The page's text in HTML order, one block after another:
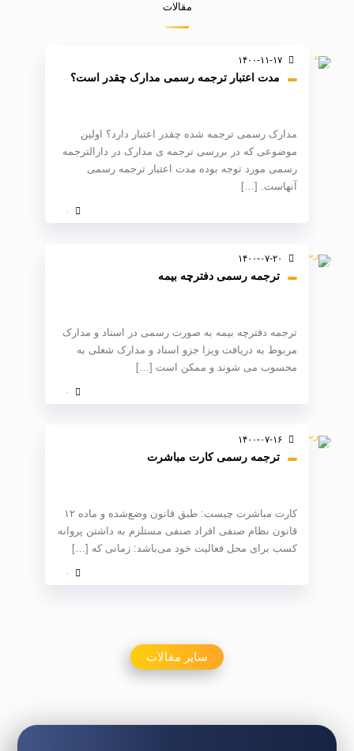
مقالات
۱۴۰۰-۱۱-۱۷
مدت اعتبار ترجمه رسمی مدارک چقدر است؟
مدارک رسمی ترجمه شده چقدر اعتبار دارد؟ اولین
موضوعی که در بررسی ترجمه ی مدارک در دارالترجمه
رسمی مورد توجه بوده مدت اعتبار ترجمه رسمی
آنهاست. […]
۰
۱۴۰۰-۰۷-۲۰
ترجمه رسمی دفترچه بیمه
ترجمه دفترچه بیمه به صورت رسمی در اسناد و مدارک
مربوط به دریافت ویزا جزو اسناد و مدارک شغلی به
محسوب می شوند و ممکن است […]
۰
۱۴۰۰-۰۷-۱۶
ترجمه رسمی کارت مباشرت
کارت مباشرت چیست: طبق قانون وضع‌شده و ماده ۱۲
قانون نظام‌ صنفی افراد صنفی مستلزم به داشتن پروانه
کسب برای محل فعالیت خود می‌باشد: زمانی که […]
۰
سایر مقالات